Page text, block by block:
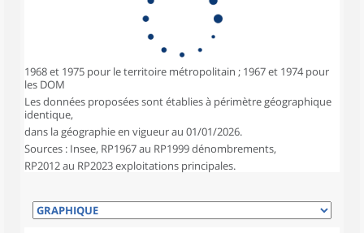
1968 et 1975 pour le territoire métropolitain ; 1967 et 1974 pour
les DOM
Les données proposées sont établies à périmètre géographique
identique,
dans la géographie en vigueur au 01/01/2026.
Sources : Insee, RP1967 au RP1999 dénombrements,
RP2012 au RP2023 exploitations principales.